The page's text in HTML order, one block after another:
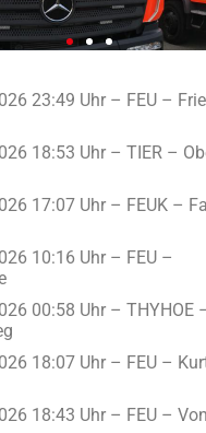
23:49 Uhr – FEU –
18:53 Uhr – TIER –
17:07 Uhr – FEUK –
10:16 Uhr – FEU –
00:58 Uhr – THYHOE
18:07 Uhr – FEU –
18:43 Uhr – FEU –